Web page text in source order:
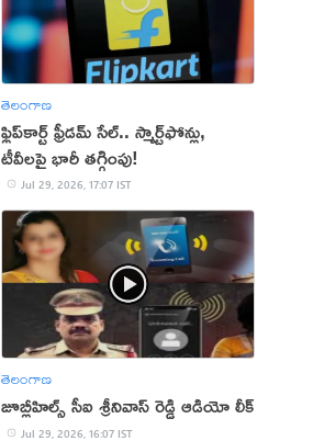
తెలంగాణ
ఫ్లిప్‌కార్ట్ ఫ్రీడమ్ సేల్.. స్మార్ట్‌ఫోన్లు,
టీవీలపై భారీ తగ్గింపు!
Jul 29, 2026, 17:07 IST
తెలంగాణ
జూబ్లీహిల్స్ సీఐ శ్రీనివాస్ రెడ్డి ఆడియో లీక్
Jul 29, 2026, 16:07 IST